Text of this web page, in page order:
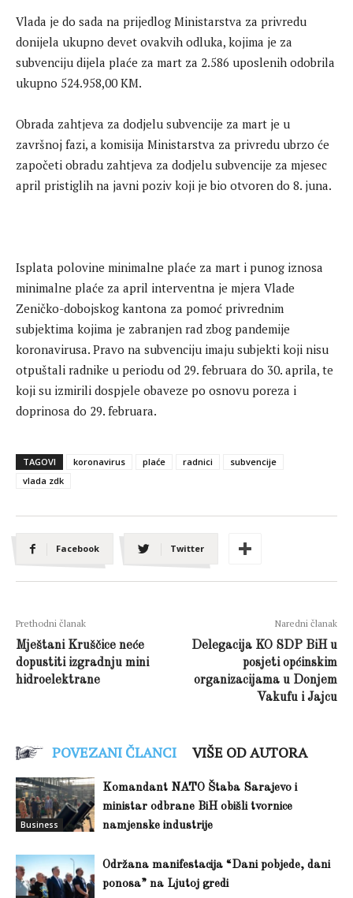
Vlada je do sada na prijedlog Ministarstva za privredu
donijela ukupno devet ovakvih odluka, kojima je za
subvenciju dijela plaće za mart za 2.586 uposlenih odobrila
ukupno 524.958,00 KM.
Obrada zahtjeva za dodjelu subvencije za mart je u
završnoj fazi, a komisija Ministarstva za privredu ubrzo će
započeti obradu zahtjeva za dodjelu subvencije za mjesec
april pristiglih na javni poziv koji je bio otvoren do 8. juna.
Isplata polovine minimalne plaće za mart i punog iznosa
minimalne plaće za april interventna je mjera Vlade
Zeničko-dobojskog kantona za pomoć privrednim
subjektima kojima je zabranjen rad zbog pandemije
koronavirusa. Pravo na subvenciju imaju subjekti koji nisu
otpuštali radnike u periodu od 29. februara do 30. aprila, te
koji su izmirili dospjele obaveze po osnovu poreza i
doprinosa do 29. februara.
TAGOVI koronavirus plaće radnici
subvencije
vlada zdk
Facebook Twitter
Prethodni članak
Mještani Kruščice neće
dopustiti izgradnju mini
hidroelektrane
Naredni članak
Delegacija KO SDP BiH u
posjeti općinskim
organizacijama u Donjem
Vakufu i Jajcu
POVEZANI ČLANCI VIŠE OD AUTORA
Business
Komandant NATO Štaba Sarajevo i
ministar odbrane BiH obišli tvornice
namjenske industrije
Održana manifestacija “Dani pobjede, dani
ponosa” na Ljutoj gredi